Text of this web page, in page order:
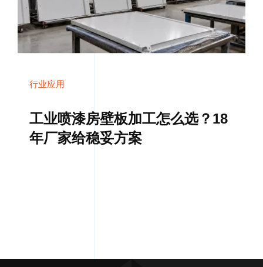
行业应用
工业喷漆房壁板加工怎么选？18
年厂家给稳妥方案